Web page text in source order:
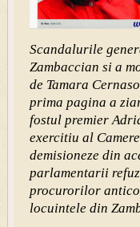
Scandalurile
Zambaccian si a
de Tamara
prima pagina a
fostul premier
exercitiu al
demisioneze din
parlamentarii
procurorilor
locuintele din